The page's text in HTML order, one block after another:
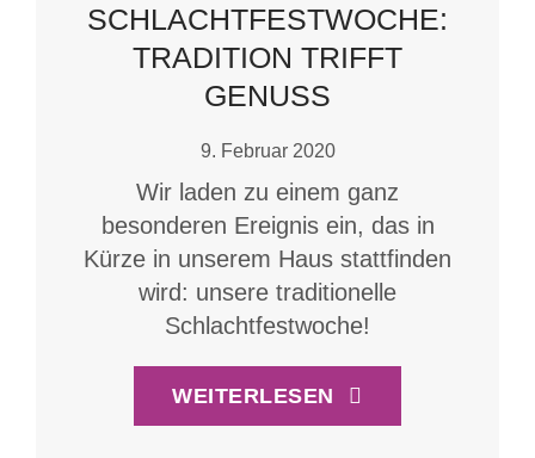
SCHLACHTFESTWOCHE:
TRADITION TRIFFT
GENUSS
9. Februar 2020
Wir laden zu einem ganz
besonderen Ereignis ein, das in
Kürze in unserem Haus stattfinden
wird: unsere traditionelle
Schlachtfestwoche!
WEITERLESEN